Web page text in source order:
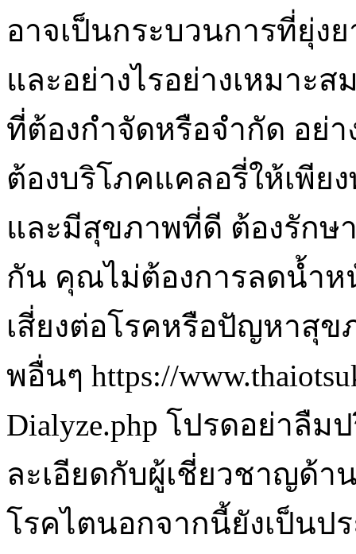
อาจเป็นกระบวนการที่ยุ่ง
และอย่างไรอย่างเหมาะ
ที่ต้องกำจัดหรือจำกัด อย่
ต้องบริโภคแคลอรี่ให้เพีย
และมีสุขภาพที่ดี ต้องรักษ
กัน คุณไม่ต้องการลดน้ำห
เสี่ยงต่อโรคหรือปัญหาสุข
พอื่นๆ https://
Dialyze.php โปรดอย่าลื
ละเอียดกับผู้เชี่ยวชาญด้
โรคไตนอกจากนี้ยังเป็น